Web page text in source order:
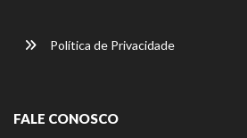
Política de Privacidade
FALE CONOSCO